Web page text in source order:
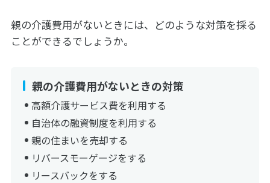
親の介護費用がないときには、どのような対策を採る
ことができるでしょうか。
親の介護費用がないときの対策
高額介護サービス費を利用する
自治体の融資制度を利用する
親の住まいを売却する
リバースモーゲージをする
リースバックをする